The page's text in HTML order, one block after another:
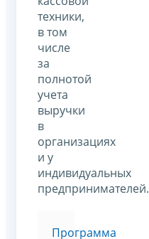
техники,
в том
числе
за
полнотой
учета
выручки
в
организациях
и у
индивидуальных
предпринимателей.
Программа